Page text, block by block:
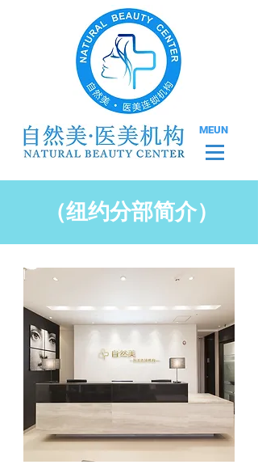
MEUN
（纽约分部简介）